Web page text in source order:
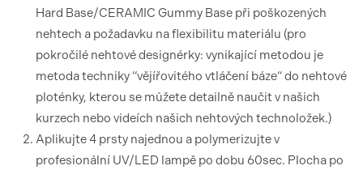
Hard Base/CERAMIC Gummy Base při poškozených
nehtech a požadavku na flexibilitu materiálu (pro
pokročilé nehtové designérky: vynikající metodou je
metoda techniky “vějířovitého vtláčení báze“ do nehtové
ploténky, kterou se můžete detailně naučit v našich
kurzech nebo videích našich nehtových technoložek.)
Aplikujte 4 prsty najednou a polymerizujte v
profesionální UV/LED lampě po dobu 60sec. Plocha po